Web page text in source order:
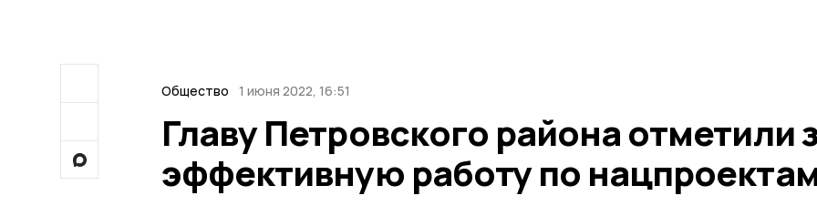
Общество 1 июня 2022, 16:51
Главу Петровского района отметили
эффективную работу по